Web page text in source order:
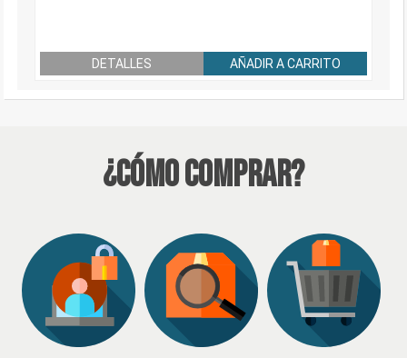
DETALLES AÑADIR A CARRITO
¿Cómo Comprar?